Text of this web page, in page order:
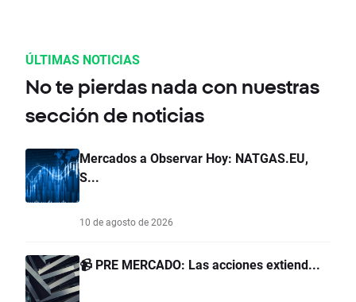
ÚLTIMAS NOTICIAS
No te pierdas nada con nuestras
sección de noticias
Mercados a Observar Hoy: NATGAS.EU,
S...
10 de agosto de 2026
📹 PRE MERCADO: Las acciones extiend...